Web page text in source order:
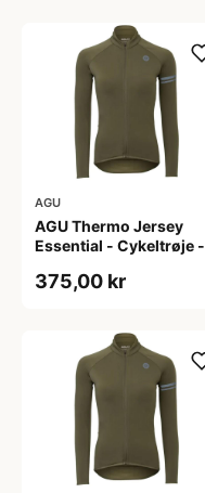
AGU
AGU Thermo Jersey
Essential - Cykeltrøje -
L
375,00 kr